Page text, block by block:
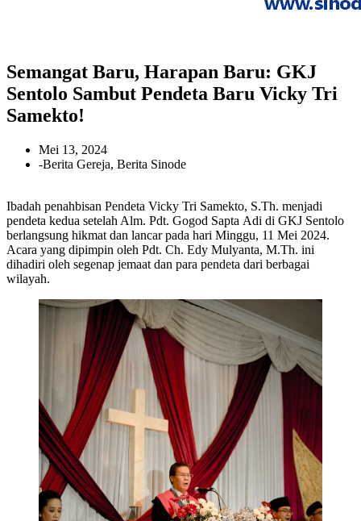
Semangat Baru, Harapan Baru: GKJ
Sentolo Sambut Pendeta Baru Vicky Tri
Samekto!
Mei 13, 2024
-Berita Gereja, Berita Sinode
Ibadah penahbisan Pendeta Vicky Tri Samekto, S.Th. menjadi
pendeta kedua setelah Alm. Pdt. Gogod Sapta Adi di GKJ Sentolo
berlangsung hikmat dan lancar pada hari Minggu, 11 Mei 2024.
Acara yang dipimpin oleh Pdt. Ch. Edy Mulyanta, M.Th. ini
dihadiri oleh segenap jemaat dan para pendeta dari berbagai
wilayah.